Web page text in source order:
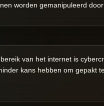
worden gemanipuleerd door
van het internet is
kans hebben om gepakt